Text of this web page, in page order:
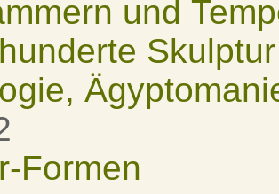
und
Skulptur
Formen